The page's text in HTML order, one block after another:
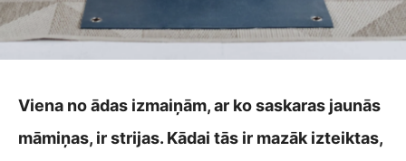
Viena no ādas izmaiņām, ar ko saskaras jaunās
māmiņas, ir strijas. Kādai tās ir mazāk izteiktas,